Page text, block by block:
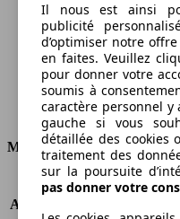
Ø 7.4 l/100km
Consommation
Moteur et Puissance
KW (CH)
Accélération (0-100 km/h)
Il nous est ainsi
publicité
d’optimiser notre
en faites. Veuillez
pour donner votre
soumis à
caractère personnel
gauche si vous
détaillée des cookies
traitement des
sur la poursuite
pas donner votre